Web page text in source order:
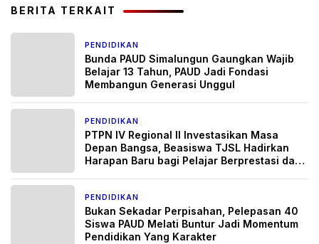
BERITA TERKAIT
PENDIDIKAN
Bunda PAUD Simalungun Gaungkan Wajib
Belajar 13 Tahun, PAUD Jadi Fondasi
Membangun Generasi Unggul
PENDIDIKAN
PTPN IV Regional II Investasikan Masa
Depan Bangsa, Beasiswa TJSL Hadirkan
Harapan Baru bagi Pelajar Berprestasi dari
PENDIDIKAN
Bukan Sekadar Perpisahan, Pelepasan 40
Siswa PAUD Melati Buntur Jadi Momentum
Pendidikan Yang Karakter